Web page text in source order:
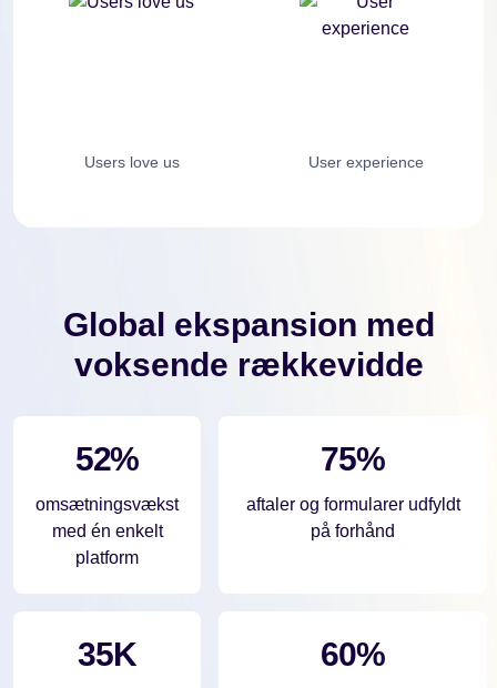
Users love us User experience
Global ekspansion med
voksende rækkevidde
52%
omsætningsvækst
med én enkelt
platform
75%
aftaler og formularer udfyldt
på forhånd
35K 60%